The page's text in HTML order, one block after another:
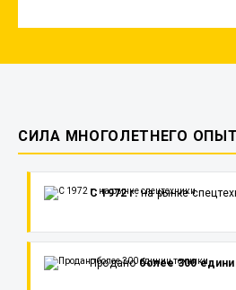
СИЛА МНОГОЛЕТНЕГО
С 1972 г.на рынке
Проданоболее 300